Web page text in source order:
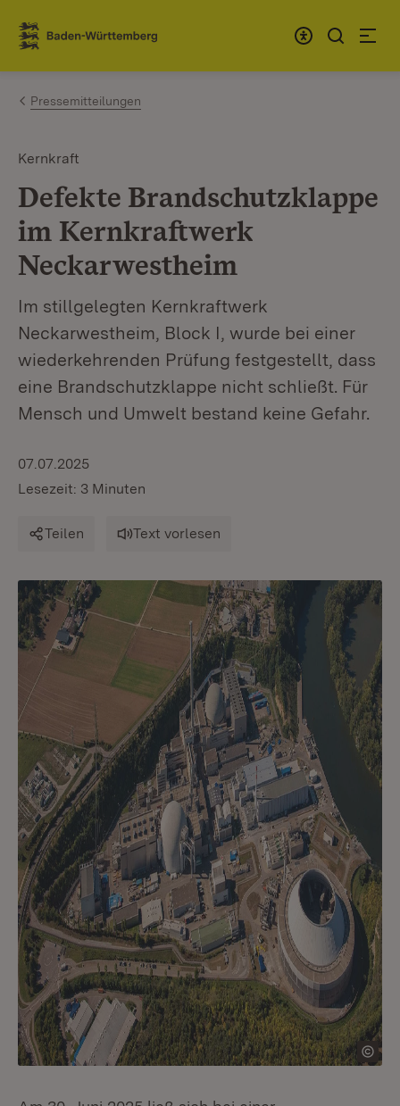
Zum Inhalt springen
Link zur Startseite
Pressemitteilungen
Kernkraft
Defekte Brandschutzklappe
im Kernkraftwerk
Neckarwestheim
Im stillgelegten Kernkraftwerk
Neckarwestheim, Block I, wurde bei einer
wiederkehrenden Prüfung festgestellt, dass
eine Brandschutzklappe nicht schließt. Für
Mensch und Umwelt bestand keine Gefahr.
07.07.2025
Lesezeit: 3 Minuten
Teilen Text vorlesen